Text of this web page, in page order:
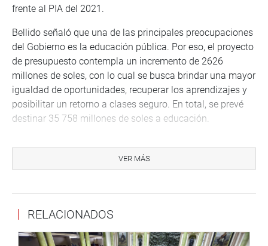
frente al PIA del 2021.
Bellido señaló que una de las principales preocupaciones
del Gobierno es la educación pública. Por eso, el proyecto
de presupuesto contempla un incremento de 2626
millones de soles, con lo cual se busca brindar una mayor
igualdad de oportunidades, recuperar los aprendizajes y
posibilitar un retorno a clases seguro. En total, se prevé
destinar 35 758 millones de soles a educación.
revalorizar la carrera docente, 937 millones de soles para
el financiamiento de la continuidad de más de 50 mil
de las instituciones educativas.
Para el fortalecimiento de la competitividad agrícola, se
VER MÁS
RELACIONADOS